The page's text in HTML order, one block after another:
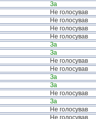
За
Не голосував
Не голосував
Не голосував
Не голосував
За
За
Не голосував
Не голосував
За
За
Не голосував
За
Не голосував
Не голосував